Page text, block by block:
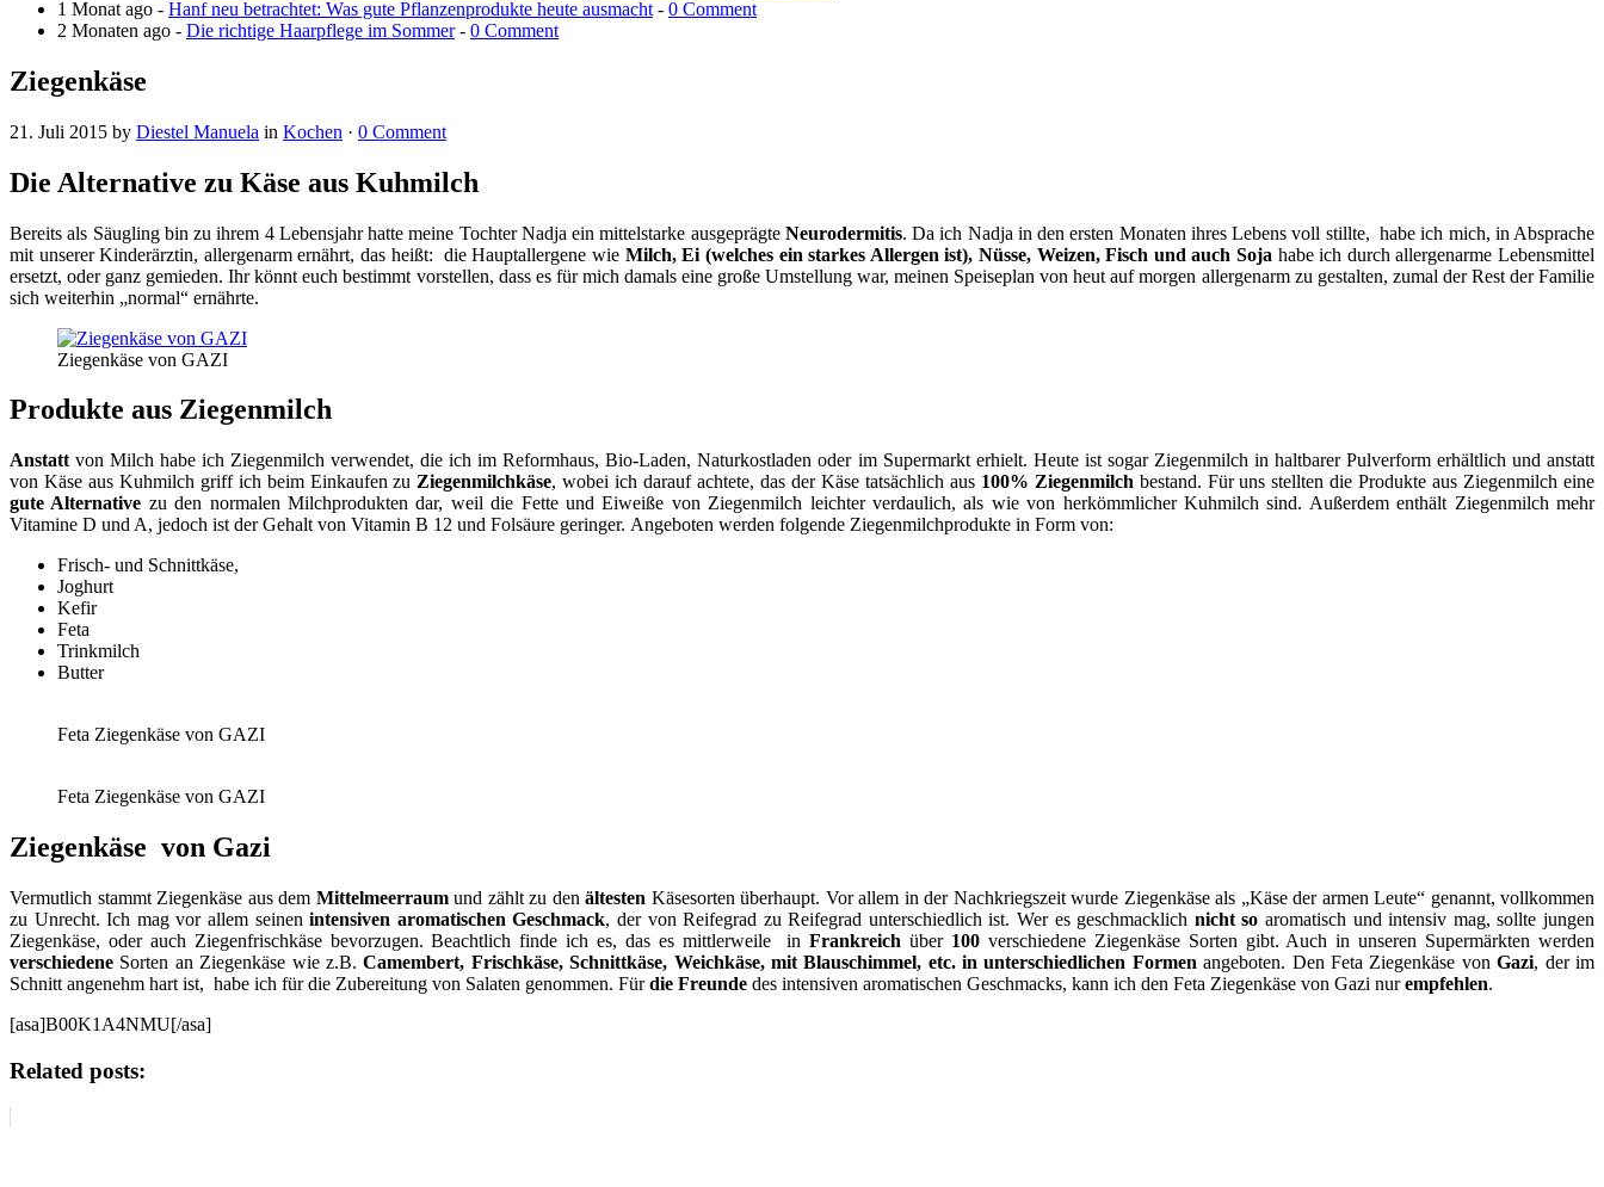
1 Monat ago - Hanf neu betrachtet: Was gute Pflanzenprodukte heute ausmacht - 0 Comment
2 Monaten ago - Die richtige Haarpflege im Sommer- 0 Comment
Ziegenkäse
21. Juli 2015 by Diestel Manuela in Kochen · 0 Comment
Die Alternative zu Käse aus Kuhmilch
Bereits als Säugling bin zu ihrem 4 Lebensjahr hatte meine Tochter Nadja ein mittelstarke ausgeprägte Neurodermitis. Da ich Nadja in den ersten Monaten ihres Lebens voll stillte, habe ich mich, in Absprache
mit unserer Kinderärztin, allergenarm ernährt, das heißt: die Hauptallergene wie Milch, Ei (welches ein starkes Allergen ist), Nüsse, Weizen, Fisch und auch Soja habe ich durch allergenarme Lebensmittel
ersetzt, oder ganz gemieden. Ihr könnt euch bestimmt vorstellen, dass es für mich damals eine große Umstellung war, meinen Speiseplan von heut auf morgen allergenarm zu gestalten, zumal der Rest der Familie
sich weiterhin „normal“ ernährte.
Ziegenkäse von GAZI
Produkte aus Ziegenmilch
Anstatt von Milch habe ich Ziegenmilch verwendet, die ich im Reformhaus, Bio-Laden, Naturkostladen oder im Supermarkt erhielt. Heute ist sogar Ziegenmilch in haltbarer Pulverform erhältlich und anstatt
von Käse aus Kuhmilch griff ich beim Einkaufen zu Ziegenmilchkäse, wobei ich darauf achtete, das der Käse tatsächlich aus 100% Ziegenmilch bestand. Für uns stellten die Produkte aus Ziegenmilch eine
gute Alternative zu den normalen Milchprodukten dar, weil die Fette und Eiweiße von Ziegenmilch leichter verdaulich, als wie von herkömmlicher Kuhmilch sind. Außerdem enthält Ziegenmilch mehr
Vitamine D und A, jedoch ist der Gehalt von Vitamin B 12 und Folsäure geringer. Angeboten werden folgende Ziegenmilchprodukte in Form von:
Frisch- und Schnittkäse,
Joghurt
Kefir
Feta
Trinkmilch
Butter
Feta Ziegenkäse von GAZI
Feta Ziegenkäse von GAZI
Ziegenkäse von Gazi
Vermutlich stammt Ziegenkäse aus dem Mittelmeerraumund zählt zu den ältesten Käsesorten überhaupt. Vor allem in der Nachkriegszeit wurde Ziegenkäse als „Käse der armen Leute“ genannt, vollkommen
zu Unrecht. Ich mag vor allem seinenintensiven aromatischen Geschmack, der von Reifegrad zu Reifegrad unterschiedlich ist. Wer es geschmacklich nicht so aromatisch und intensiv mag, sollte jungen
Ziegenkäse, oder auch Ziegenfrischkäse bevorzugen. Beachtlich finde ich es, das es mittlerweile inFrankreich über 100 verschiedene Ziegenkäse Sorten gibt. Auch in unseren Supermärkten werden
verschiedene Sorten an Ziegenkäse wie z.B.Camembert, Frischkäse, Schnittkäse, Weichkäse, mit Blauschimmel, etc. in unterschiedlichen Formen angeboten. Den Feta Ziegenkäse vonGazi, der im
Schnitt angenehm hart ist, habe ich für die Zubereitung von Salaten genommen. Fürdie Freunde des intensiven aromatischen Geschmacks, kann ich den Feta Ziegenkäse von Gazi nurempfehlen.
[asa]B00K1A4NMU[/asa]
Related posts: